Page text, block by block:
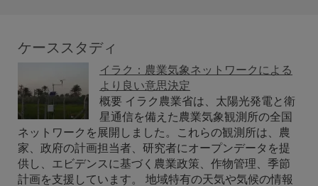
ケーススタディ
イラク：農業気象ネットワークによる
より良い意思決定
概要 イラク農業省は、太陽光発電と衛
星通信を備えた農業気象観測所の全国
ネットワークを展開しました。これらの観測所は、農
家、政府の計画担当者、研究者にオープンデータを提
供し、エビデンスに基づく農業政策、作物管理、季節
計画を支援しています。 地域特有の天気や気候の情報